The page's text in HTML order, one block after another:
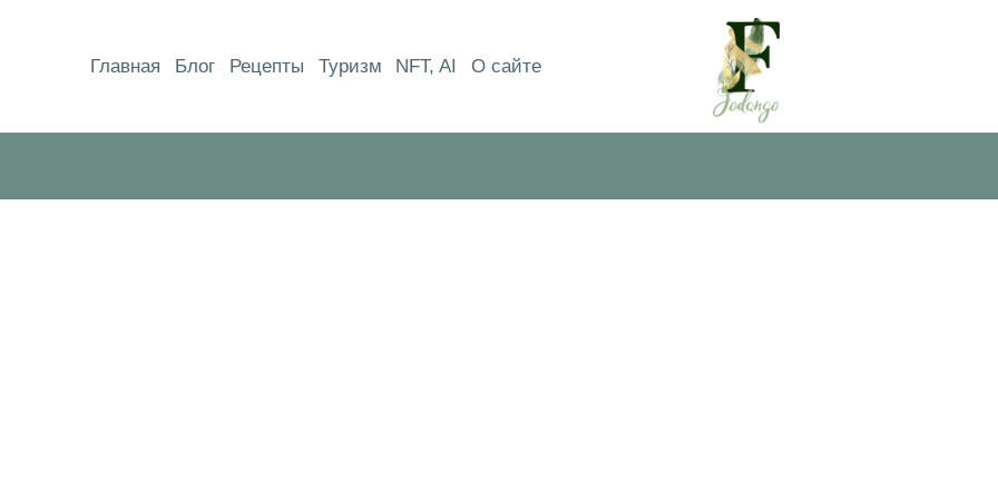
содержимомуГлавная Блог Рецепты Туризм NFT, AI О сайте